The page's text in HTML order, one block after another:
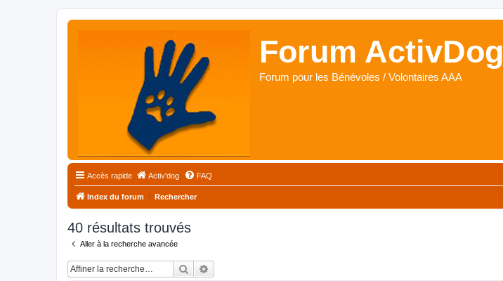
Forum ActivDog
Forum pour les Bénévoles / Volontaires AAA
Accès rapide Activ'dog FAQ
Index du forum Rechercher
40 résultats trouvés
Aller à la recherche avancée
Rechercher